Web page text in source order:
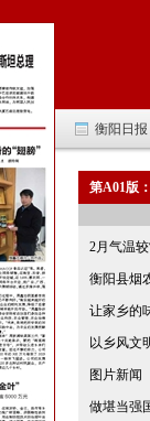
衡阳日报
第A01版
2月气温
衡阳县烟
让家乡的
以乡风文
图片新闻
做堪当强